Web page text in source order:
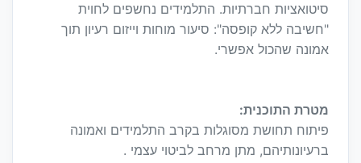
סיטואציות חברתיות. התלמידים נחשפים לחוית
"חשיבה ללא קופסה": סיעור מוחות וייזום רעיון תוך
אמונה שהכול אפשרי.
מטרת התוכנית:
פיתוח תחושת מסוגלות בקרב התלמידים ואמונה
ברעיונותיהם, מתן מרחב לביטוי עצמי .